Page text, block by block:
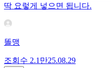
딱 요렇게 넣으면 됩니다.
똘맹
조회수 2.1만25.08.29